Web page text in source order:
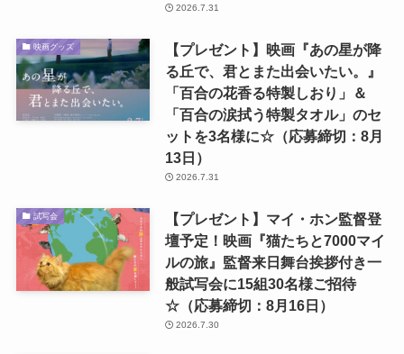
2026.7.31
映画グッズ
【プレゼント】映画『あの星が降
る丘で、君とまた出会いたい。』
「百合の花香る特製しおり」＆
「百合の涙拭う特製タオル」のセ
ットを3名様に☆（応募締切：8月
13日）
2026.7.31
試写会
【プレゼント】マイ・ホン監督登
壇予定！映画『猫たちと7000マイ
ルの旅』監督来日舞台挨拶付き一
般試写会に15組30名様ご招待
☆（応募締切：8月16日）
2026.7.30